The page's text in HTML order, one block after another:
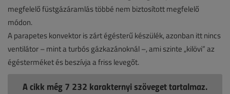
megfelelő füstgázáramlás többé nem biztosított megfelelő
módon.
A parapetes konvektor is zárt égésterű készülék, azonban itt nincs
ventilátor – mint a turbós gázkazánoknál –, ami szinte „kilövi” az
égésterméket és beszívja a friss levegőt.
A cikk még 7 232 karakternyi szöveget tartalmaz.